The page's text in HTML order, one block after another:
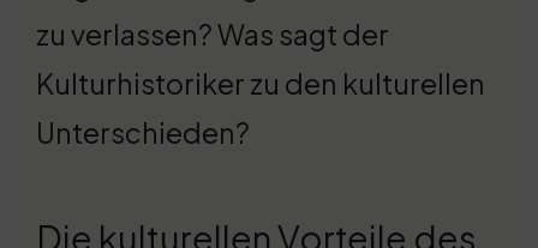
zu verlassen? Was sagt der
Kulturhistoriker zu den kulturellen
Unterschieden?
Die kulturellen Vorteile des